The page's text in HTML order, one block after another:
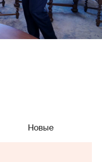
Новые